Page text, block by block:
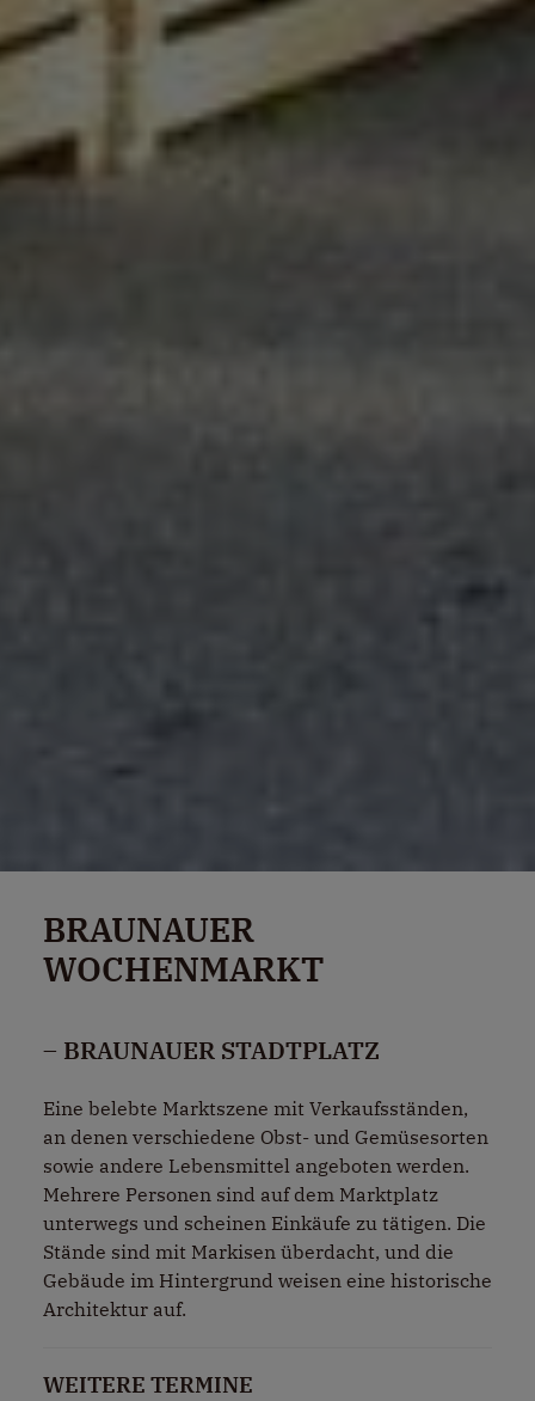
BRAUNAUER
WOCHENMARKT
– BRAUNAUER STADTPLATZ
Eine belebte Marktszene mit Verkaufsständen,
an denen verschiedene Obst- und Gemüsesorten
sowie andere Lebensmittel angeboten werden.
Mehrere Personen sind auf dem Marktplatz
unterwegs und scheinen Einkäufe zu tätigen. Die
Stände sind mit Markisen überdacht, und die
Gebäude im Hintergrund weisen eine historische
Architektur auf.
WEITERE TERMINE